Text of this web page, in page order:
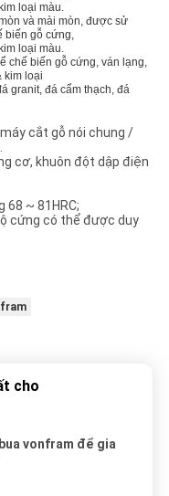
loại màu.
và mài mòn, được sử
biến gỗ cứng,
loại màu.
chế biến gỗ cứng, ván lạng,
kim loại
granit, đá cẩm thạch, đá
cắt gỗ nói chung /
cơ, khuôn đột dập điện
68 ~ 81HRC;
cứng có thể được duy
cho
vonfram để gia